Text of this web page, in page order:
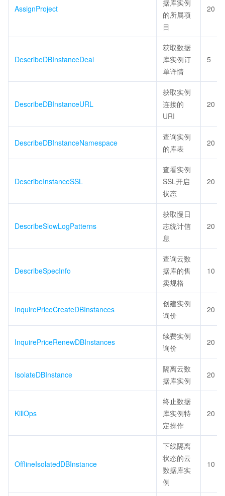
AssignProject
据库实例
的所属项
目
20
DescribeDBInstanceDeal
获取数据
库实例订
单详情
5
DescribeDBInstanceURL
获取实例
连接的
URI
20
DescribeDBInstanceNamespace
查询实例
的库表
20
DescribeInstanceSSL
查看实例
SSL开启
状态
20
DescribeSlowLogPatterns
获取慢日
志统计信
息
20
DescribeSpecInfo
查询云数
据库的售
卖规格
10
InquirePriceCreateDBInstances
创建实例
询价
20
InquirePriceRenewDBInstances
续费实例
询价
20
IsolateDBInstance
隔离云数
据库实例
20
KillOps
终止数据
库实例特
定操作
20
OfflineIsolatedDBInstance
下线隔离
状态的云
数据库实
例
10